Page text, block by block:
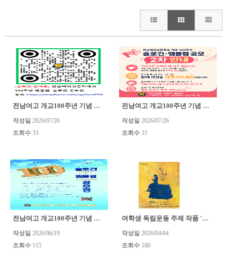
전남여고 개교100주년 기념 슬로건.엠블럼 공모전 <2차안내 참..
작성일 2026/07/26
조회수33
전남여고 개교100주년 기념 슬로건.엠블럼 공모전 <2차안내>
작성일 2026/07/26
조회수31
전남여고 개교100주년 기념 슬로건.엠블럼 공모전
작성일 2026/06/19
조회수115
여학생 독립운동 주제 작품 '소녀들' 공연
작성일 2026/04/04
조회수180